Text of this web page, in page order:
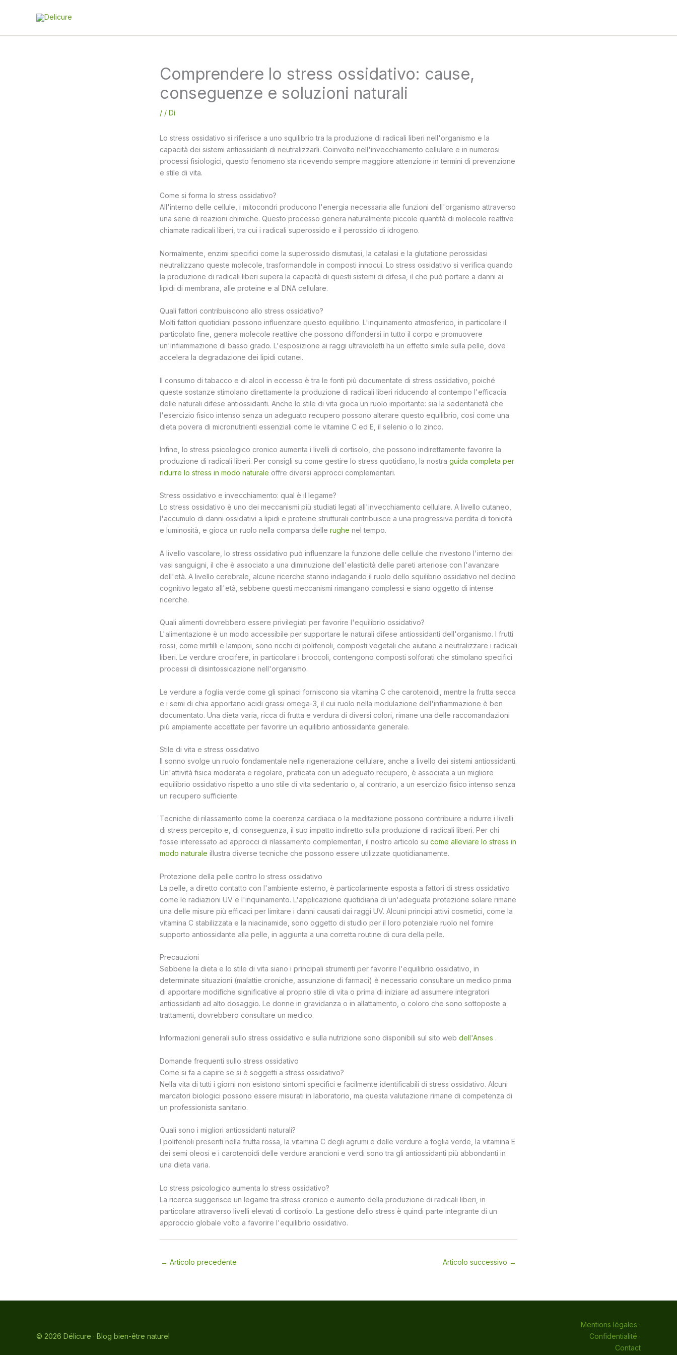
Comprendere lo stress ossidativo: cause,
conseguenze e soluzioni naturali
/ / Di
Lo stress ossidativo si riferisce a uno squilibrio tra la produzione di radicali liberi nell'organismo e la
capacità dei sistemi antiossidanti di neutralizzarli. Coinvolto nell'invecchiamento cellulare e in numerosi
processi fisiologici, questo fenomeno sta ricevendo sempre maggiore attenzione in termini di prevenzione
e stile di vita.
Come si forma lo stress ossidativo?
All'interno delle cellule, i mitocondri producono l'energia necessaria alle funzioni dell'organismo attraverso
una serie di reazioni chimiche. Questo processo genera naturalmente piccole quantità di molecole reattive
chiamate radicali liberi, tra cui i radicali superossido e il perossido di idrogeno.
Normalmente, enzimi specifici come la superossido dismutasi, la catalasi e la glutatione perossidasi
neutralizzano queste molecole, trasformandole in composti innocui. Lo stress ossidativo si verifica quando
la produzione di radicali liberi supera la capacità di questi sistemi di difesa, il che può portare a danni ai
lipidi di membrana, alle proteine e al DNA cellulare.
Quali fattori contribuiscono allo stress ossidativo?
Molti fattori quotidiani possono influenzare questo equilibrio. L'inquinamento atmosferico, in particolare il
particolato fine, genera molecole reattive che possono diffondersi in tutto il corpo e promuovere
un'infiammazione di basso grado. L'esposizione ai raggi ultravioletti ha un effetto simile sulla pelle, dove
accelera la degradazione dei lipidi cutanei.
Il consumo di tabacco e di alcol in eccesso è tra le fonti più documentate di stress ossidativo, poiché
queste sostanze stimolano direttamente la produzione di radicali liberi riducendo al contempo l'efficacia
delle naturali difese antiossidanti. Anche lo stile di vita gioca un ruolo importante: sia la sedentarietà che
l'esercizio fisico intenso senza un adeguato recupero possono alterare questo equilibrio, così come una
dieta povera di micronutrienti essenziali come le vitamine C ed E, il selenio o lo zinco.
Infine, lo stress psicologico cronico aumenta i livelli di cortisolo, che possono indirettamente favorire la
produzione di radicali liberi. Per consigli su come gestire lo stress quotidiano, la nostra guida completa per
ridurre lo stress in modo naturale offre diversi approcci complementari.
Stress ossidativo e invecchiamento: qual è il legame?
Lo stress ossidativo è uno dei meccanismi più studiati legati all'invecchiamento cellulare. A livello cutaneo,
l'accumulo di danni ossidativi a lipidi e proteine strutturali contribuisce a una progressiva perdita di tonicità
e luminosità, e gioca un ruolo nella comparsa delle rughe nel tempo.
A livello vascolare, lo stress ossidativo può influenzare la funzione delle cellule che rivestono l'interno dei
vasi sanguigni, il che è associato a una diminuzione dell'elasticità delle pareti arteriose con l'avanzare
dell'età. A livello cerebrale, alcune ricerche stanno indagando il ruolo dello squilibrio ossidativo nel declino
cognitivo legato all'età, sebbene questi meccanismi rimangano complessi e siano oggetto di intense
ricerche.
Quali alimenti dovrebbero essere privilegiati per favorire l'equilibrio ossidativo?
L'alimentazione è un modo accessibile per supportare le naturali difese antiossidanti dell'organismo. I frutti
rossi, come mirtilli e lamponi, sono ricchi di polifenoli, composti vegetali che aiutano a neutralizzare i radicali
liberi. Le verdure crocifere, in particolare i broccoli, contengono composti solforati che stimolano specifici
processi di disintossicazione nell'organismo.
Le verdure a foglia verde come gli spinaci forniscono sia vitamina C che carotenoidi, mentre la frutta secca
e i semi di chia apportano acidi grassi omega-3, il cui ruolo nella modulazione dell'infiammazione è ben
documentato. Una dieta varia, ricca di frutta e verdura di diversi colori, rimane una delle raccomandazioni
più ampiamente accettate per favorire un equilibrio antiossidante generale.
Stile di vita e stress ossidativo
Il sonno svolge un ruolo fondamentale nella rigenerazione cellulare, anche a livello dei sistemi antiossidanti.
Un'attività fisica moderata e regolare, praticata con un adeguato recupero, è associata a un migliore
equilibrio ossidativo rispetto a uno stile di vita sedentario o, al contrario, a un esercizio fisico intenso senza
un recupero sufficiente.
Tecniche di rilassamento come la coerenza cardiaca o la meditazione possono contribuire a ridurre i livelli
di stress percepito e, di conseguenza, il suo impatto indiretto sulla produzione di radicali liberi. Per chi
fosse interessato ad approcci di rilassamento complementari, il nostro articolo su come alleviare lo stress in
modo naturale illustra diverse tecniche che possono essere utilizzate quotidianamente.
Protezione della pelle contro lo stress ossidativo
La pelle, a diretto contatto con l'ambiente esterno, è particolarmente esposta a fattori di stress ossidativo
come le radiazioni UV e l'inquinamento. L'applicazione quotidiana di un'adeguata protezione solare rimane
una delle misure più efficaci per limitare i danni causati dai raggi UV. Alcuni principi attivi cosmetici, come la
vitamina C stabilizzata e la niacinamide, sono oggetto di studio per il loro potenziale ruolo nel fornire
supporto antiossidante alla pelle, in aggiunta a una corretta routine di cura della pelle.
Precauzioni
Sebbene la dieta e lo stile di vita siano i principali strumenti per favorire l'equilibrio ossidativo, in
determinate situazioni (malattie croniche, assunzione di farmaci) è necessario consultare un medico prima
di apportare modifiche significative al proprio stile di vita o prima di iniziare ad assumere integratori
antiossidanti ad alto dosaggio. Le donne in gravidanza o in allattamento, o coloro che sono sottoposte a
trattamenti, dovrebbero consultare un medico.
Informazioni generali sullo stress ossidativo e sulla nutrizione sono disponibili sul sito web dell'Anses .
Domande frequenti sullo stress ossidativo
Come si fa a capire se si è soggetti a stress ossidativo?
Nella vita di tutti i giorni non esistono sintomi specifici e facilmente identificabili di stress ossidativo. Alcuni
marcatori biologici possono essere misurati in laboratorio, ma questa valutazione rimane di competenza di
un professionista sanitario.
Quali sono i migliori antiossidanti naturali?
I polifenoli presenti nella frutta rossa, la vitamina C degli agrumi e delle verdure a foglia verde, la vitamina E
dei semi oleosi e i carotenoidi delle verdure arancioni e verdi sono tra gli antiossidanti più abbondanti in
una dieta varia.
Lo stress psicologico aumenta lo stress ossidativo?
La ricerca suggerisce un legame tra stress cronico e aumento della produzione di radicali liberi, in
particolare attraverso livelli elevati di cortisolo. La gestione dello stress è quindi parte integrante di un
approccio globale volto a favorire l'equilibrio ossidativo.
← Articolo precedente Articolo successivo →
© 2026 Délicure · Blog bien-être naturel
Mentions légales ·
Confidentialité ·
Contact